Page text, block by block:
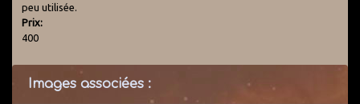
peu utilisée.
Prix:
400
Images associées :